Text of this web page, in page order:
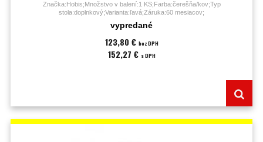
Značka:Hobis;Množstvo v balení:1 KS;Farba:čerešňa/kov;Typ
stola:doplnkový;Varianta:ľavá;Záruka:60 mesiacov;
vypredané
123,80 € bez DPH
152,27 € s DPH